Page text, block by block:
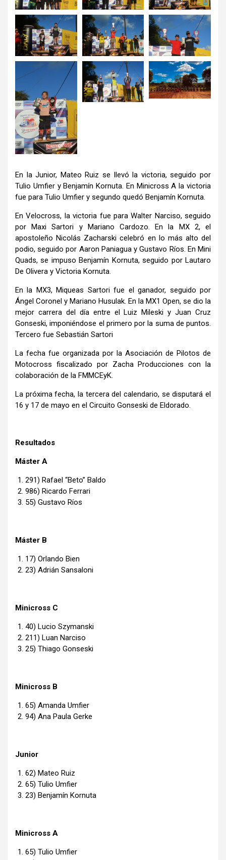
En la Junior, Mateo Ruiz se llevó la victoria, seguido por
Tulio Umfier y Benjamín Kornuta. En Minicross A la victoria
fue para Tulio Umfier y segundo quedó Benjamín Kornuta.
En Velocross, la victoria fue para Walter Narciso, seguido
por Maxi Sartori y Mariano Cardozo. En la MX 2, el
apostoleño Nicolás Zacharski celebró en lo más alto del
podio, seguido por Aaron Paniagua y Gustavo Ríos. En Mini
Quads, se impuso Benjamín Kornuta, seguido por Lautaro
De Olivera y Victoria Kornuta.
En la MX3, Miqueas Sartori fue el ganador, seguido por
Ángel Coronel y Mariano Husulak. En la MX1 Open, se dio la
mejor carrera del día entre el Luiz Mileski y Juan Cruz
Gonseski, imponiéndose el primero por la suma de puntos.
Tercero fue Sebastián Sartori
La fecha fue organizada por la Asociación de Pilotos de
Motocross fiscalizado por Zacha Producciones con la
colaboración de la FMMCEyK.
La próxima fecha, la tercera del calendario, se disputará el
16 y 17 de mayo en el Circuito Gonseski de Eldorado.
Resultados
Máster A
291) Rafael “Beto” Baldo
986) Ricardo Ferrari
55) Gustavo Ríos
Máster B
17) Orlando Bien
23) Adrián Sansaloni
Minicross C
40) Lucio Szymanski
211) Luan Narciso
25) Thiago Gonseski
Minicross B
65) Amanda Umfier
94) Ana Paula Gerke
Junior
62) Mateo Ruiz
65) Tulio Umfier
23) Benjamín Kornuta
Minicross A
65) Tulio Umfier